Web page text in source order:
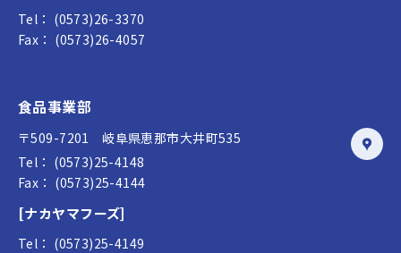
Tel： (0573)26-3370
Fax： (0573)26-4057
食品事業部
〒509-7201 岐阜県恵那市大井町535
Tel： (0573)25-4148
Fax： (0573)25-4144
[ナカヤマフーズ]
Tel： (0573)25-4149